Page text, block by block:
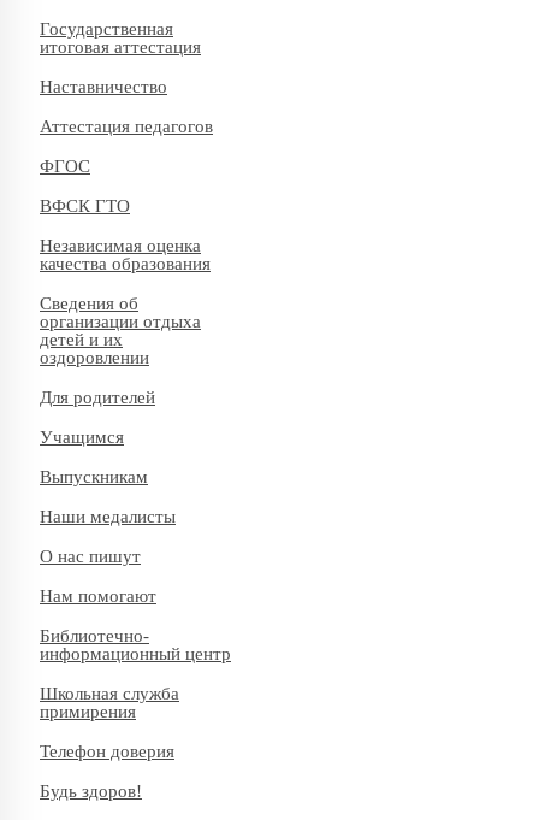
Государственная
итоговая аттестация
Наставничество
Аттестация педагогов
ФГОС
ВФСК ГТО
Независимая оценка
качества образования
Сведения об
организации отдыха
детей и их
оздоровлении
Для родителей
Учащимся
Выпускникам
Наши медалисты
О нас пишут
Нам помогают
Библиотечно-
информационный центр
Школьная служба
примирения
Телефон доверия
Будь здоров!